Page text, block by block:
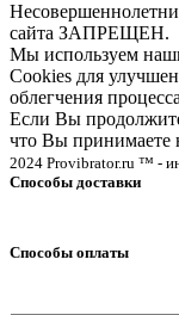
сайта ЗАПРЕЩЕН.
Мы используем
Cookies для
облегчения
Если Вы
что Вы принимаете
2024 Provibrator.ru ™ -
Способы доставки
Способы оплаты